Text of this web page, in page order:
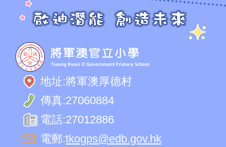
地址:將軍澳厚德村
傳真:27060884
電話:27012886
電郵:tkogps@edb.gov.hk